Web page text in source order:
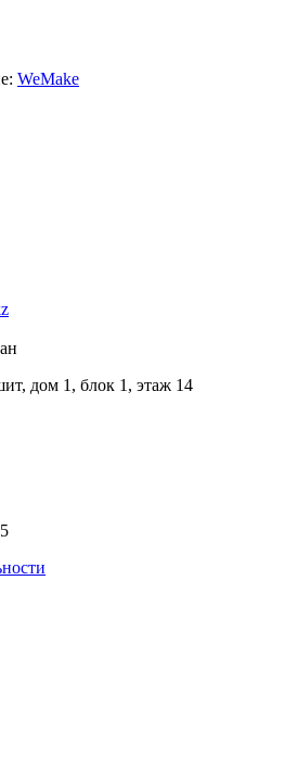
WeMake
дом 1, блок 1, этаж 14